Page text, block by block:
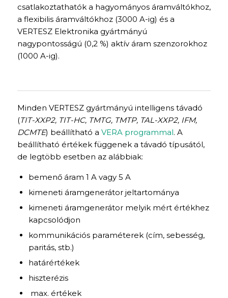
csatlakoztathatók a hagyományos áramváltókhoz,
a flexibilis áramváltókhoz (3000 A-ig) és a
VERTESZ Elektronika gyártmányú
nagypontosságú (0,2 %) aktív áram szenzorokhoz
(1000 A-ig).
Minden VERTESZ gyártmányú intelligens távadó
(TIT-XXP2, TIT-HC, TMTG, TMTP, TAL-XXP2, IFM,
DCMTE) beállítható a VERA programmal. A
beállítható értékek függenek a távadó típusától,
de legtöbb esetben az alábbiak:
bemenő áram 1 A vagy 5 A
kimeneti áramgenerátor jeltartománya
kimeneti áramgenerátor melyik mért értékhez
kapcsolódjon
kommunikációs paraméterek (cím, sebesség,
paritás, stb.)
határértékek
hiszterézis
max. értékek